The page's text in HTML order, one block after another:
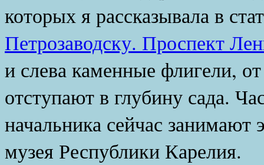
которых я рассказывала в
Петрозаводску. Проспект
и слева каменные флигели,
отступают в глубину сада.
начальника сейчас занимают
музея Республики Карелия.